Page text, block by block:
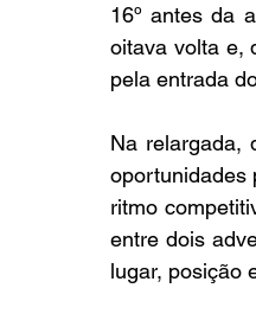
16º antes da
oitava volta e,
pela entrada
Na relargada,
oportunidades
ritmo
entre dois
lugar, posição